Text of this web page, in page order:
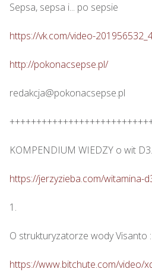
Sepsa, sepsa i... po sepsie
https://vk.com/video-
http://pokonacsepse.pl/
redakcja@pokonacsepse.pl
KOMPENDIUM WIEDZY o wit D3.
https://jerzyzieba.com/witamina-
1.
O strukturyzatorze wody Visanto :
https://www.bitchute.com/video/